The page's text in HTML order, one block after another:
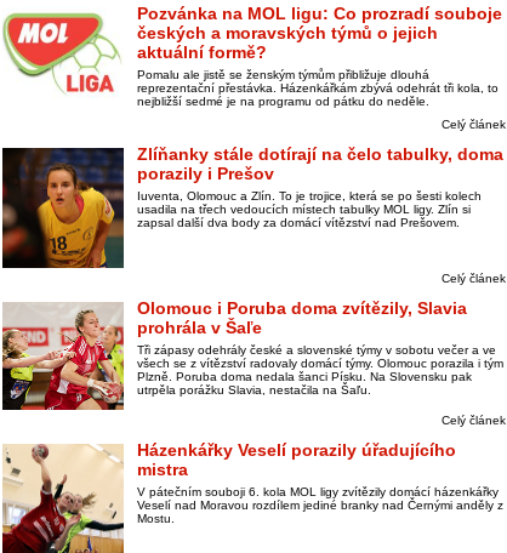
Pozvánka na MOL ligu: Co prozradí souboje
českých a moravských týmů o jejich
aktuální formě?
Pomalu ale jistě se ženským týmům přibližuje dlouhá
reprezentační přestávka. Házenkářkám zbývá odehrát tři kola, to
nejbližší sedmé je na programu od pátku do neděle.
Celý článek
Zlíňanky stále dotírají na čelo tabulky, doma
porazily i Prešov
Iuventa, Olomouc a Zlín. To je trojice, která se po šesti kolech
usadila na třech vedoucích místech tabulky MOL ligy. Zlín si
zapsal další dva body za domácí vítězství nad Prešovem.
Celý článek
Olomouc i Poruba doma zvítězily, Slavia
prohrála v Šaľe
Tři zápasy odehrály české a slovenské týmy v sobotu večer a ve
všech se z vítězství radovaly domácí týmy. Olomouc porazila i tým
Plzně. Poruba doma nedala šanci Písku. Na Slovensku pak
utrpěla porážku Slavia, nestačila na Šaľu.
Celý článek
Házenkářky Veselí porazily úřadujícího
mistra
V pátečním souboji 6. kola MOL ligy zvítězily domácí házenkářky
Veselí nad Moravou rozdílem jediné branky nad Černými anděly z
Mostu.